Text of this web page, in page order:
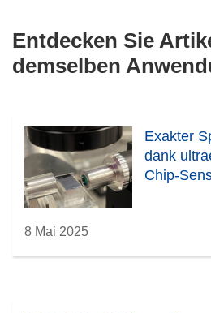
Entdecken Sie
demselben
Exakter
dank
Chip-
8 Mai 2025